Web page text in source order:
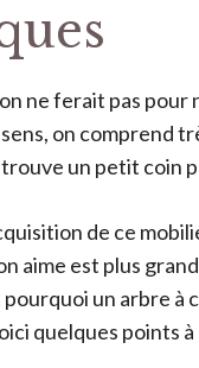
ne ferait pas
on comprend
trouve un petit coin
de ce
aime est plus
pourquoi un arbre
quelques points